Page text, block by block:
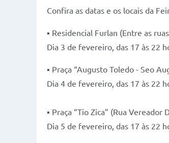
Confira as datas e os locais da
▪ Residencial Furlan (Entre as
Dia 3 de fevereiro, das 17 às 22
▪ Praça “Augusto Toledo - Seo
Dia 4 de fevereiro, das 17 às 22
▪ Praça “Tio Zica” (Rua
Dia 5 de fevereiro, das 17 às 22